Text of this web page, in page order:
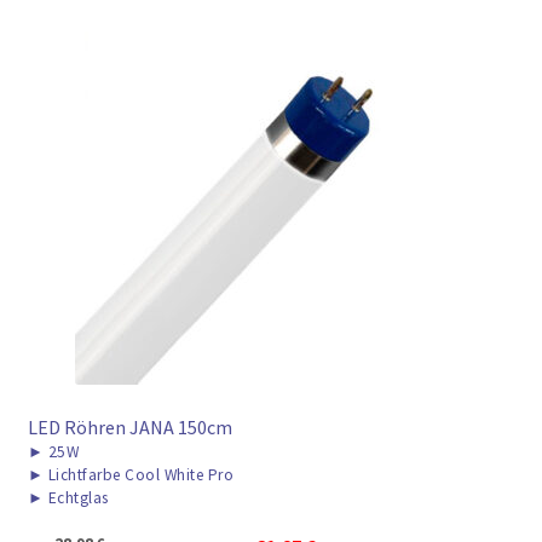
LED Röhren JANA 150cm
► 25W
► Lichtfarbe Cool White Pro
► Echtglas